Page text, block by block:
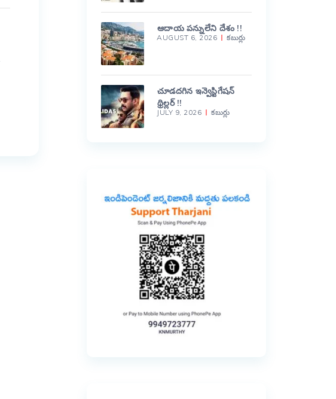
ఆదాయ పన్నులేని దేశం !!
AUGUST 6, 2026 కబుర్లు
చూడదగిన ఇన్వెస్టిగేషన్
థ్రిల్లర్ !!
JULY 9, 2026 కబుర్లు